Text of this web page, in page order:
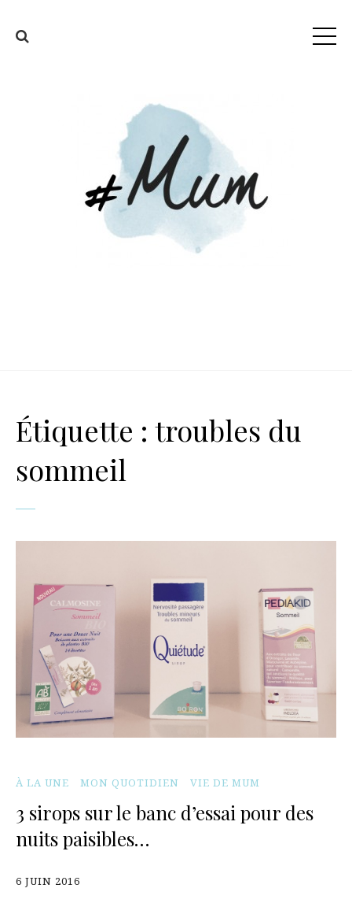
Étiquette : troubles du
sommeil
À LA UNE MON QUOTIDIEN VIE DE MUM
3 sirops sur le banc d’essai pour des
nuits paisibles…
6 JUIN 2016